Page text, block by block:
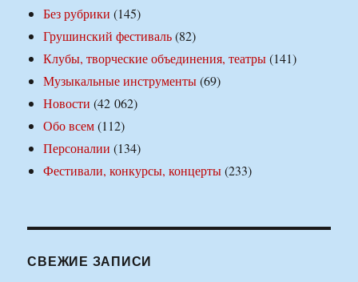
Без рубрики (145)
Грушинский фестиваль(82)
Клубы, творческие объединения, театры(141)
Музыкальные инструменты(69)
Новости (42 062)
Обо всем(112)
Персоналии (134)
Фестивали, конкурсы, концерты(233)
СВЕЖИЕ ЗАПИСИ